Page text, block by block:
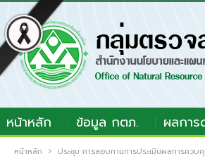
หน้าหลัก ข้อมูล กตภ. ผลการ
หน้าหลัก ประชุม การสอบทานการประเมินผลการค